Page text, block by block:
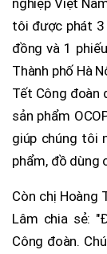
tôi được phát 3
đồng và 1
Thành phố Hà
Tết Công đoàn
sản phẩm
giúp chúng tôi
phẩm, đồ dùng
Còn chị Hoàng
Lâm chia sẻ:
Công đoàn.